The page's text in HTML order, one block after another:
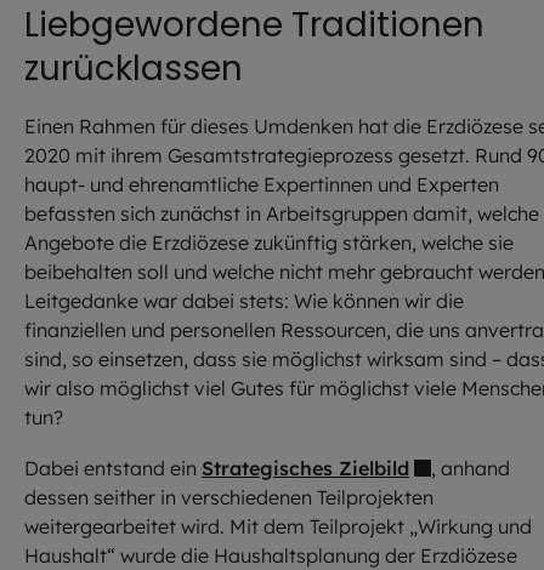
Liebgewordene Traditionen
zurücklassen
Einen Rahmen für dieses Umdenken hat die Erzdiözese
2020 mit ihrem Gesamtstrategieprozess gesetzt. Rund
haupt- und ehrenamtliche Expertinnen und Experten
befassten sich zunächst in Arbeitsgruppen damit, welche
Angebote die Erzdiözese zukünftig stärken, welche sie
beibehalten soll und welche nicht mehr gebraucht
Leitgedanke war dabei stets: Wie können wir die
finanziellen und personellen Ressourcen, die uns
sind, so einsetzen, dass sie möglichst wirksam sind –
wir also möglichst viel Gutes für möglichst viele
tun?
Dabei entstand ein Strategisches Zielbild
, anhand
dessen seither in verschiedenen Teilprojekten
weitergearbeitet wird. Mit dem Teilprojekt „Wirkung und
Haushalt“ wurde die Haushaltsplanung der Erzdiözese